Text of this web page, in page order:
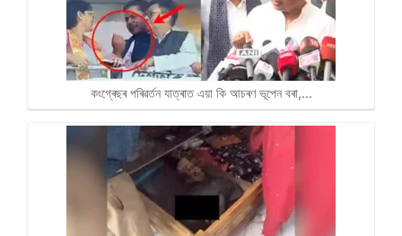
কংগ্ৰেছৰ পৰিৱৰ্তন যাত্ৰাত এয়া কি আচৰণ ভূপেন বৰা,…